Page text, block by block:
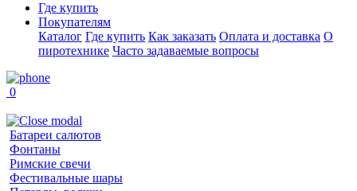
Где купить
Покупателям
Каталог Где купить Как заказать Оплата и доставка О
пиротехнике Часто задаваемые вопросы
0
Батареи салютов
Фонтаны
Римские свечи
Фестивальные шары